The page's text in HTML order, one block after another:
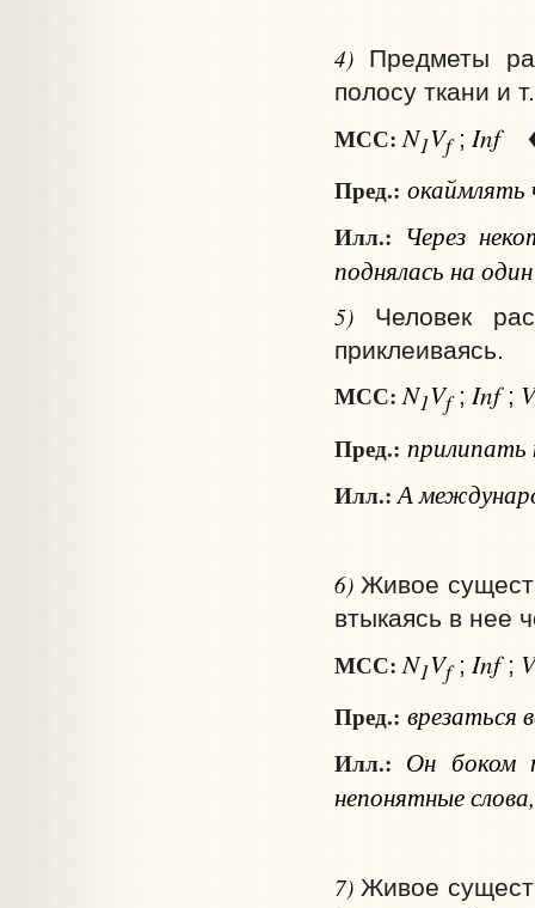
4) Предметы
полосу ткани и
МСС: N1Vf; Inf
Пред.: окаймлять
Илл.: Через
поднялась на
5)
Человек
приклеиваясь.
МСС: N1Vf; Inf; V
Пред.: прилипать
Илл.: А
6) Живое
втыкаясь в нее
МСС: N1Vf; Inf; V
Пред.: врезаться
Илл.: Он боком
непонятные
7) Живое